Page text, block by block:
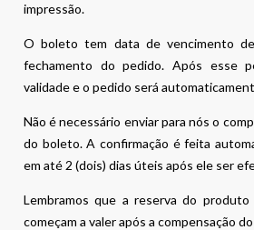
impressão.
O boleto tem data de vencimento
fechamento do pedido. Após esse
validade e o pedido será
Não é necessário enviar para nós o
do boleto. A confirmação é feita
em até 2 (dois) dias úteis após ele ser
Lembramos que a reserva do
começam a valer após a compensação